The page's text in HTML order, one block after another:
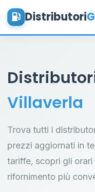
Distributori
Villaverla
Trova tutti i
prezzi aggiornati in
tariffe, scopri gli
rifornimento più